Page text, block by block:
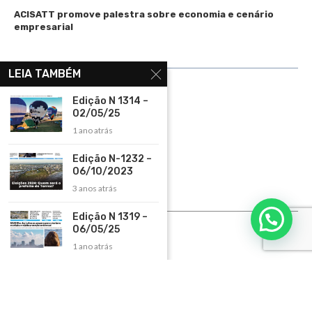
ACISATT promove palestra sobre economia e cenário
empresarial
LINKS ÚTEIS
Home
Assinar
Política de Privacidade
Rádio Maristela - Ao Vivo
ASSINE
ASSINE
LEIA TAMBÉM
Edição N 1314 –
02/05/25
1 ano atrás
Edição N-1232 –
06/10/2023
3 anos atrás
Edição N 1319 –
06/05/25
1 ano atrás